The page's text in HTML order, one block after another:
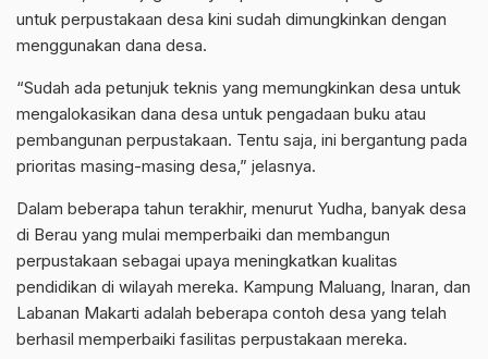
untuk perpustakaan desa kini sudah dimungkinkan dengan
menggunakan dana desa.
“Sudah ada petunjuk teknis yang memungkinkan desa untuk
mengalokasikan dana desa untuk pengadaan buku atau
pembangunan perpustakaan. Tentu saja, ini bergantung pada
prioritas masing-masing desa,” jelasnya.
Dalam beberapa tahun terakhir, menurut Yudha, banyak desa
di Berau yang mulai memperbaiki dan membangun
perpustakaan sebagai upaya meningkatkan kualitas
pendidikan di wilayah mereka. Kampung Maluang, Inaran, dan
Labanan Makarti adalah beberapa contoh desa yang telah
berhasil memperbaiki fasilitas perpustakaan mereka.